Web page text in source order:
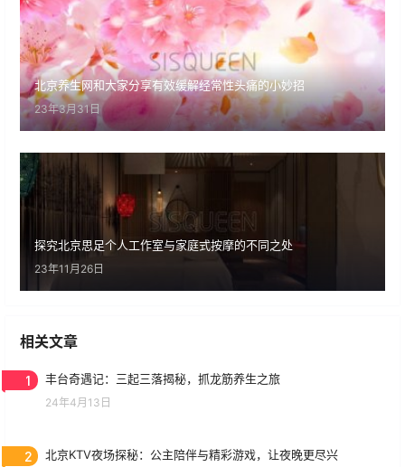
北京养生网和大家分享有效缓解经常性头痛的小妙招
23年3月31日
探究北京思足个人工作室与家庭式按摩的不同之处
23年11月26日
相关文章
1 丰台奇遇记：三起三落揭秘，抓龙筋养生之旅
24年4月13日
2 北京KTV夜场探秘：公主陪伴与精彩游戏，让夜晚更尽兴